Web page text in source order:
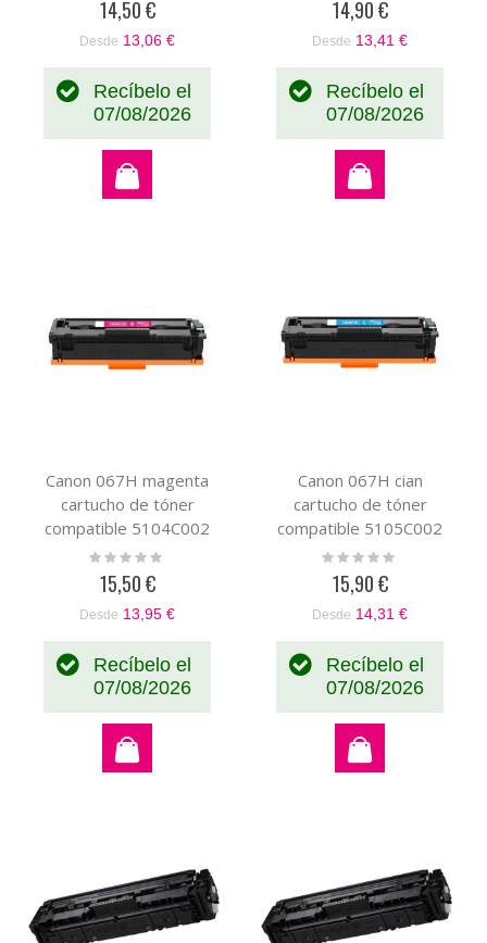
14,50 €
Desde 13,06 €
Recíbelo el
07/08/2026
14,90 €
Desde 13,41 €
Recíbelo el
07/08/2026
Canon 067H magenta
cartucho de tóner
compatible 5104C002
Rating:
15,50 €
Desde 13,95 €
Recíbelo el
07/08/2026
Canon 067H cian
cartucho de tóner
compatible 5105C002
Rating:
15,90 €
Desde 14,31 €
Recíbelo el
07/08/2026